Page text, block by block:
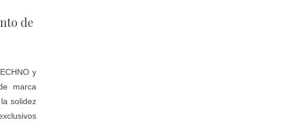
de
y
marca
solidez